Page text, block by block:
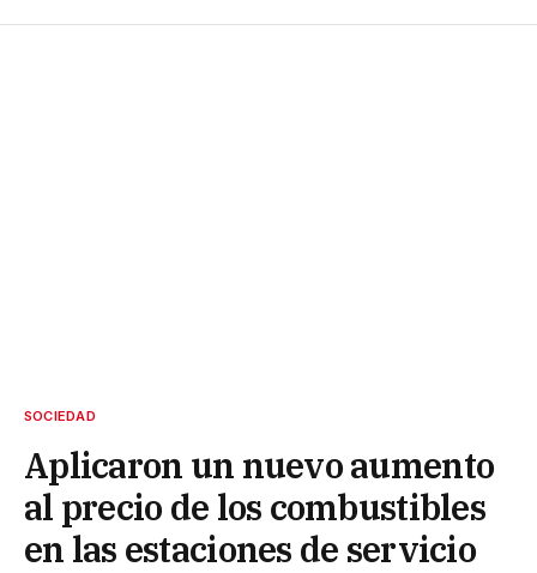
SOCIEDAD
Aplicaron un nuevo aumento
al precio de los combustibles
en las estaciones de servicio